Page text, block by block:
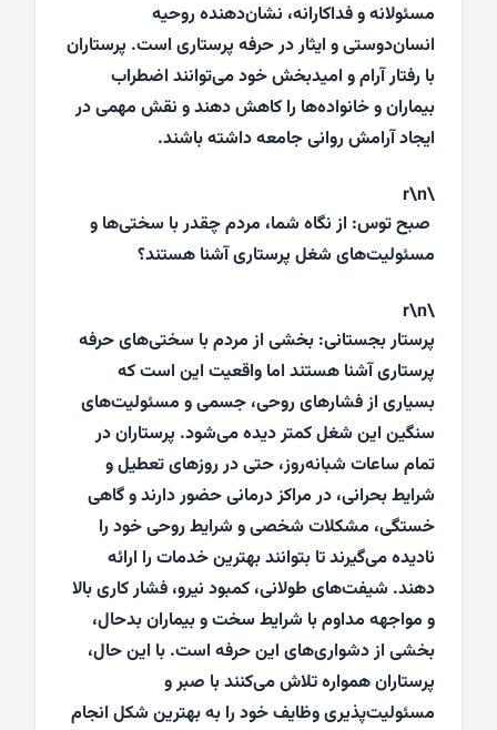
مسئولانه و فداکارانه، نشان‌دهنده روحیه
انسان‌دوستی و ایثار در حرفه پرستاری است. پرستاران
با رفتار آرام و امیدبخش خود می‌توانند اضطراب
بیماران و خانواده‌ها را کاهش دهند و نقش مهمی در
ایجاد آرامش روانی جامعه داشته باشند.
\r\n
صبح توس: از نگاه شما، مردم چقدر با سختی‌ها و
مسئولیت‌های شغل پرستاری آشنا هستند؟
\r\n
پرستار بجستانی: بخشی از مردم با سختی‌های حرفه
پرستاری آشنا هستند اما واقعیت این است که
بسیاری از فشارهای روحی، جسمی و مسئولیت‌های
سنگین این شغل کمتر دیده می‌شود. پرستاران در
تمام ساعات شبانه‌روز، حتی در روزهای تعطیل و
شرایط بحرانی، در مراکز درمانی حضور دارند و گاهی
خستگی، مشکلات شخصی و شرایط روحی خود را
نادیده می‌گیرند تا بتوانند بهترین خدمات را ارائه
دهند. شیفت‌های طولانی، کمبود نیرو، فشار کاری بالا
و مواجهه مداوم با شرایط سخت و بیماران بدحال،
بخشی از دشواری‌های این حرفه است. با این حال،
پرستاران همواره تلاش می‌کنند با صبر و
مسئولیت‌پذیری وظایف خود را به بهترین شکل انجام